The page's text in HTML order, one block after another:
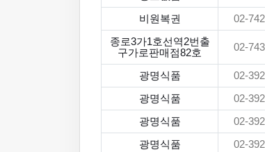
비원복권 02-
종로3가1호선역2번출
구가로판매점82호
02-
광명식품 02-
광명식품 02-
광명식품 02-
광명식품 02-